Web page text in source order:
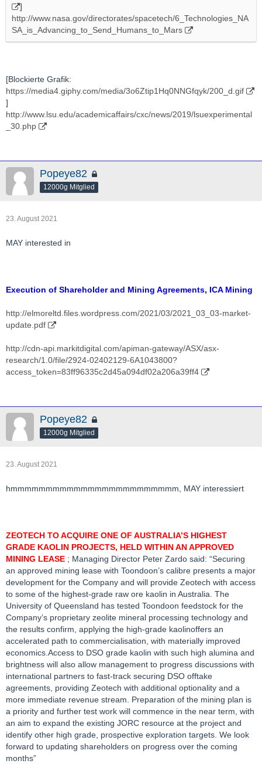
]
http://www.nasa.gov/directorates/spacetech/6_Technologies_NA
SA_is_Advancing_to_Send_Humans_to_Mars
[Blockierte Grafik:
https://media4.giphy.com/media/3o6Ztip1Hq0NNGfqyk/200_d.gif
]
http://www.lsu.edu/academicaffairs/cxc/news/2019/lsuexperimental
_30.php
Popeye82
12000g Mitglied
23. August 2021
MAY interested in
Execution of Shareholder and Mining Agreements, ICA Mining
http://elmoreltd.files.wordpress.com/2021/03/2021_03_03-market-
update.pdf
http://cdn-api.markitdigital.com/apiman-gateway/ASX/asx-
research/1.0/file/2924-02402129-6A1043800?
access_token=83ff96335c2d45a094df02a206a39ff4
Popeye82
12000g Mitglied
23. August 2021
hmmmmmmmmmmmmmmmmmmmmmmmm, MAY interessiert
ZEOTECH TO ACQUIRE ONE OF AUSTRALIA’S HIGHEST
GRADE KAOLIN PROJECTS, HELD WITHIN AN APPROVED
MINING LEASE ; Managing Director Peter Zardo said: “Securing
an approved mining lease with Toondoon’s calibre presents a major
development for the Company and will provide Zeotech with access
to some of the highest-grade raw ore kaolin in Australia. The
University of Queensland has tested Toondoon feedstock for the
Company’s proprietary zeolite mineral processing technology and
the results confirm, applying the high-grade kaolinoffers an
accelerated path to commercialisation, with materially improved
economics.Access to DSO grade kaolin with such high alumina and
brightness will also allow management to progress discussions with
international partners to fast-track securing DSO offtake
agreements, providing Zeotech with additional optionality and a
more immediate revenue stream. Preparation of the mining plan is
a priority and further test work will commence in the near term, with
an aim to expand the existing JORC resource at the project and
identify other high grade, prospective exploration targets. We look
forward to updating shareholders on progress over the coming
months”